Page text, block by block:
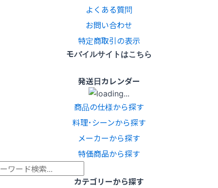
よくある質問
お問い合わせ
特定商取引の表示
モバイルサイトはこちら
発送日カレンダー
商品の仕様から探す
料理･シーンから探す
メーカーから探す
特価商品から探す
カテゴリーから探す